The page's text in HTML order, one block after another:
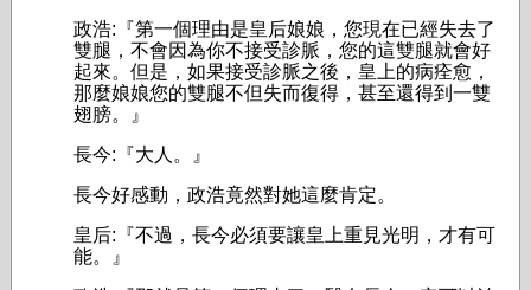
政浩:『第一個理由是皇后娘娘，您現在已經失去了
雙腿，不會因為你不接受診脈，您的這雙腿就會好
起來。但是，如果接受診脈之後，皇上的病痊愈，
那麼娘娘您的雙腿不但失而復得，甚至還得到一雙
翅膀。』
長今:『大人。』
長今好感動，政浩竟然對她這麼肯定。
皇后:『不過，長今必須要讓皇上重見光明，才有可
能。』